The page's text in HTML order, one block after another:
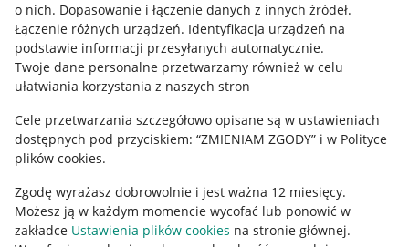
o nich. Dopasowanie i łączenie danych z innych źródeł.
Łączenie różnych urządzeń. Identyfikacja urządzeń na
podstawie informacji przesyłanych automatycznie.
Twoje dane personalne przetwarzamy również w celu
ułatwiania korzystania z naszych stron
Cele przetwarzania szczegółowo opisane są w ustawieniach
dostępnych pod przyciskiem: “ZMIENIAM ZGODY” i w Polityce
plików cookies.
Zgodę wyrażasz dobrowolnie i jest ważna 12 miesięcy.
Możesz ją w każdym momencie wycofać lub ponowić w
zakładce Ustawienia plików cookies na stronie głównej.
Ustawienia plików "cookies"
Udostępnianie lokalizacji
Informacje dla Aktu o Usługach Cyfrowych
Pobierz aplikację